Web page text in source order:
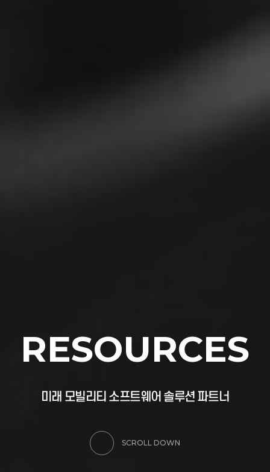
RESOURCES
미 래 모빌리 티 소프트웨 어 솔루션 파트너
SCROLL DOWN